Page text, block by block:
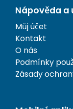
Nápověda a
Můj účet
Kontakt
O nás
Podmínky
Zásady